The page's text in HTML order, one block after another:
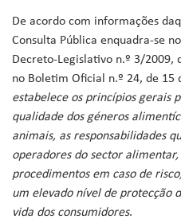
De acordo com informações
Consulta Pública enquadra-se
Decreto-Legislativo n.º 3/2009,
no Boletim Oficial n.º 24, de 15
estabelece os princípios gerais
qualidade dos géneros
animais, as responsabilidades
operadores do sector
procedimentos em caso de
um elevado nível de protecção
vida dos consumidores.